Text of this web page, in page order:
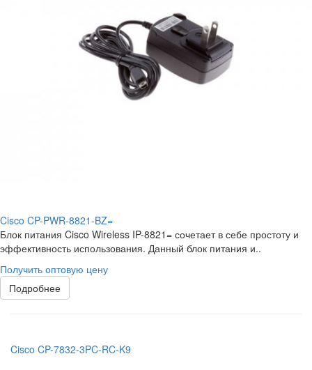
Cisco CP-PWR-8821-BZ=
Блок питания Cisco Wireless IP-8821= сочетает в себе простоту и
эффективность использования. Данный блок питания и..
Получить оптовую цену
Подробнее
Cisco CP-7832-3PC-RC-K9